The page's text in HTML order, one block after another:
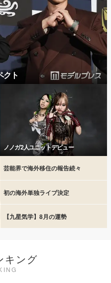
クト
ノノガ2人ユニットデビュー
芸能界で海外移住の報告続々
初の海外単独ライブ決定
【九星気学】8月の運勢
キング